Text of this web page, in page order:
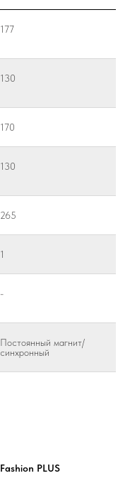
177
130
170
130
265
1
-
Постоянный магнит/
синхронный
Fashion PLUS